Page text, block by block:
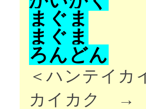
ま ぐ ま
ま ぐ ま
ろん どん
＜ハンテイカ
カイカク →